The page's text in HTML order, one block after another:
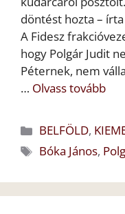
döntést hozta –
A Fidesz
hogy Polgár Judit
Péternek, nem
… Olvass tovább
Kategória
BELFÖLD,
Címkék
Bóka János,